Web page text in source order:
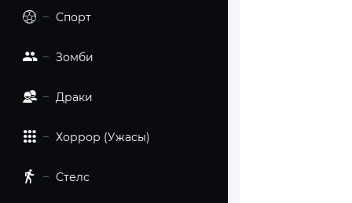
Спорт
Зомби
Драки
Хоррор (Ужасы)
Стелс